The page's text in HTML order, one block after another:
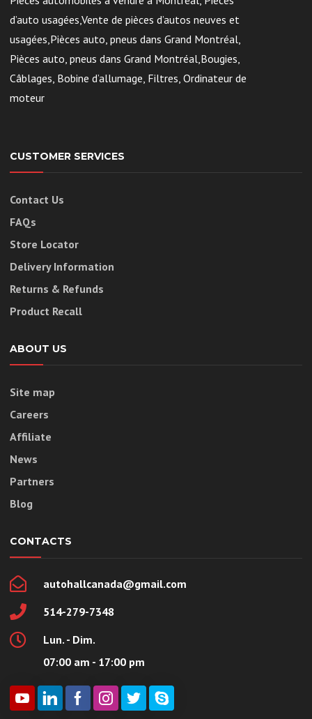
d’auto usagées,Vente de pièces d’autos neuves et
usagées,Pièces auto, pneus dans Grand Montréal,
Pièces auto, pneus dans Grand Montréal,Bougies,
Câblages, Bobine d’allumage, Filtres, Ordinateur de
moteur
CUSTOMER SERVICES
Contact Us
FAQs
Store Locator
Delivery Information
Returns & Refunds
Product Recall
ABOUT US
Site map
Careers
Affiliate
News
Partners
Blog
CONTACTS
autohallcanada@gmail.com
514-279-7348
Lun. - Dim.
07:00 am - 17:00 pm